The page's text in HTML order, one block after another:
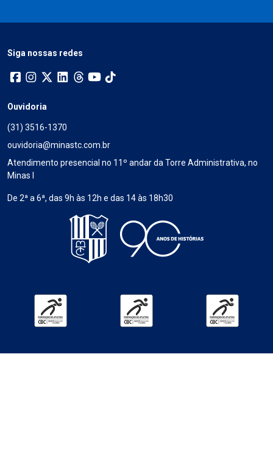
Siga nossas redes
Ouvidoria
(31) 3516-1370
ouvidoria@minastc.com.br
Atendimento presencial no 11º andar da Torre Administrativa, no
Minas I
De 2ª a 6ª, das 9h às 12h e das 14 às 18h30